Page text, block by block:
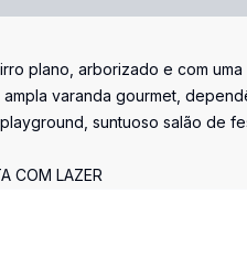
plano, arborizado e com uma
varanda gourmet,
suntuoso salão de
COM LAZER